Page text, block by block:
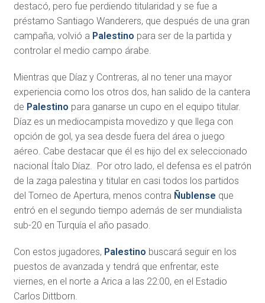
destacó, pero fue perdiendo titularidad y se fue a
préstamo Santiago Wanderers, que después de una gran
campaña, volvió a Palestino para ser de la partida y
controlar el medio campo árabe.
Mientras que Díaz y Contreras, al no tener una mayor
experiencia como los otros dos, han salido de la cantera
de Palestino para ganarse un cupo en el equipo titular.
Díaz es un mediocampista movedizo y que llega con
opción de gol, ya sea desde fuera del área o juego
aéreo. Cabe destacar que él es hijo del ex seleccionado
nacional Ítalo Díaz. Por otro lado, el defensa es el patrón
de la zaga palestina y titular en casi todos los partidos
del Torneo de Apertura, menos contra Ñublense que
entró en el segundo tiempo además de ser mundialista
sub-20 en Turquía el año pasado.
Con estos jugadores, Palestino buscará seguir en los
puestos de avanzada y tendrá que enfrentar, este
viernes, en el norte a Arica a las 22:00, en el Estadio
Carlos Dittborn.